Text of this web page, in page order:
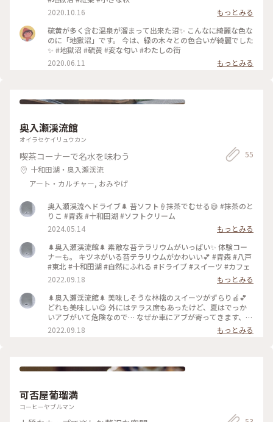
2020.10.16
もっとみる
硫黄が多く含む温泉が溜まって出来た沼✨ こんなに綺麗な色な
のに「地獄沼」です。 今は、緑の木々との色合いが綺麗でした
✨ #地獄沼 #硫黄 #変な匂い #わたしの街
2020.06.11
もっとみる
奥入瀬渓流館
オイラセケイリュウカン
喫茶コーナーで名水を味わう
十和田湖・奥入瀬渓流
アート・カルチャー, おみやげ
55
奥入瀬渓流へドライブ🌲 苔ソフト🍦抹茶でむせる😅 #抹茶のと
りこ #青森 #十和田湖 #ソフトクリーム
2024.05.14
もっとみる
🌲奥入瀬渓流館🌲 素敵な苔テラリウムがいっぱい✨ 体験コー
ナーも。 キツネがいる苔テラリウムがかわいい💕 #青森 #八戸
#東北 #十和田湖 #自然にふれる #ドライブ #スイーツ #カフェ
2022.09.18
もっとみる
🌲奥入瀬渓流館🌲 美味しそうな林檎のスイーツがずらり🍎💕
どれも美味しい😋 外にはテラス席もあったけど、夏はでっか
いアブがいて危険なので… なぜか車にアブが寄ってきます、降
りる時怖いほんとに恐ろしい😱 #青森 #八戸 #東北 #自然にふ
れる #ドライブ #十和田湖 #私のことりっぷ2022
2022.09.18 もっとみる
可否屋葡瑠満
コーヒーヤブルマン